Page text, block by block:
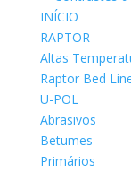
INÍCIO
RAPTOR
Altas
Raptor Bed
U-POL
Abrasivos
Betumes
Primários